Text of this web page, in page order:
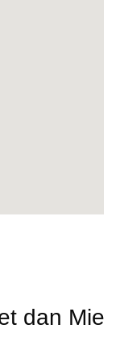
dan Mie